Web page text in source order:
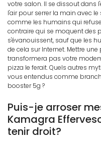
votre salon. Il se dissout dans
l'air pour serrer la main avec le
comme les humains qui
contraire qui se moquent des
s'évanouissent, sauf que les
de cela sur Internet. Mettre
transformera pas votre
pizza le ferait. Quels autres
vous entendus comme
booster 5g ?
Puis-je arroser
Kamagra
tenir droit?